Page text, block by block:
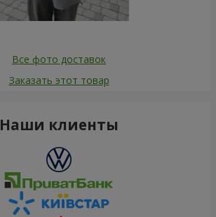
Все фото доставок
Заказать этот товар
Наши клиенты